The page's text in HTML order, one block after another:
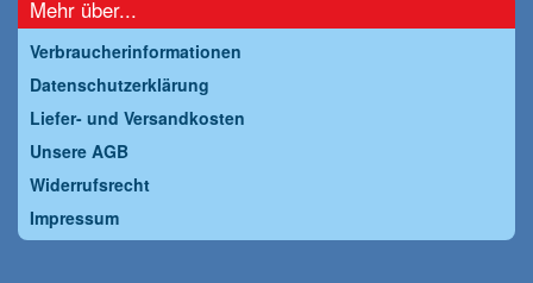
Mehr über...
Verbraucherinformationen
Datenschutzerklärung
Liefer- und Versandkosten
Unsere AGB
Widerrufsrecht
Impressum